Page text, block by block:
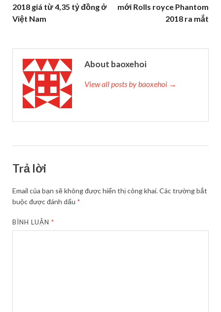
2018 giá từ 4,35 tỷ đồng ở
Việt Nam
mới Rolls royce Phantom
2018 ra mắt
About baoxehoi
View all posts by baoxehoi →
Trả lời
Email của bạn sẽ không được hiển thị công khai.Các trường bắt
buộc được đánh dấu *
BÌNH LUẬN*